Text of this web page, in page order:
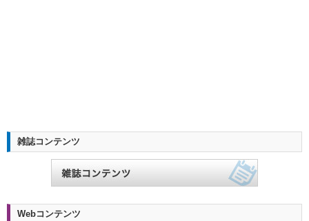
雑誌コンテンツ
Webコンテンツ